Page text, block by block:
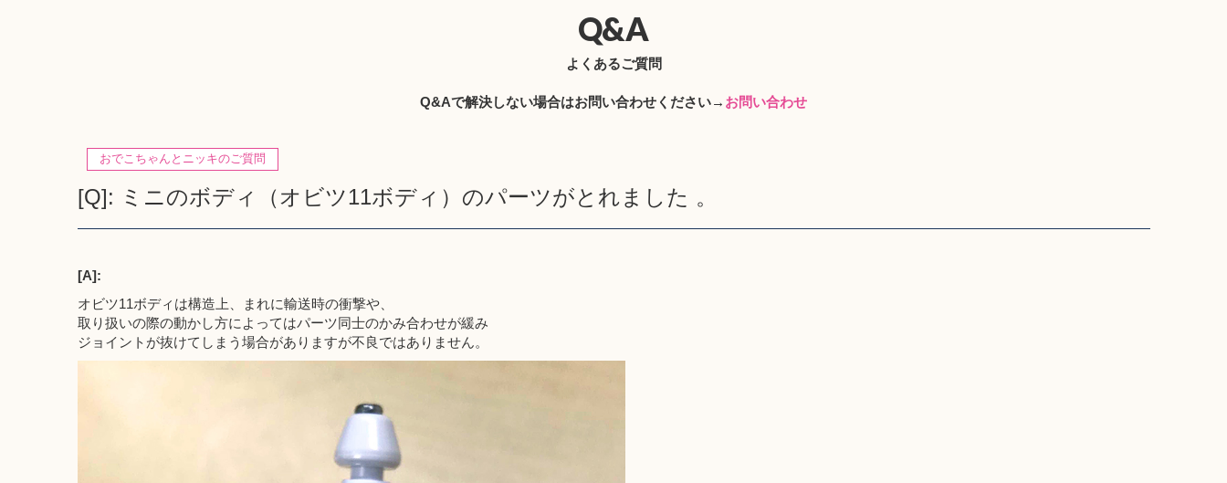
Q&A
よくあるご質問
Q&Aで解決しない場合はお問い合わせください→ お問い合わせ
おでこちゃんとニッキのご質問
[Q]: ミニのボディ（オビツ11ボディ）のパーツがとれました 。
[A]:
オビツ11ボディは構造上、まれに輸送時の衝撃や、
取り扱いの際の動かし方によってはパーツ同士のかみ合わせが緩み
ジョイントが抜けてしまう場合がありますが不良ではありません。